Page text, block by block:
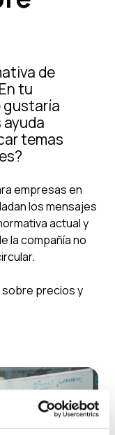
de
tu
gustaría
ayuda
temas
empresas en
los mensajes
actual y
la compañía no
precios y